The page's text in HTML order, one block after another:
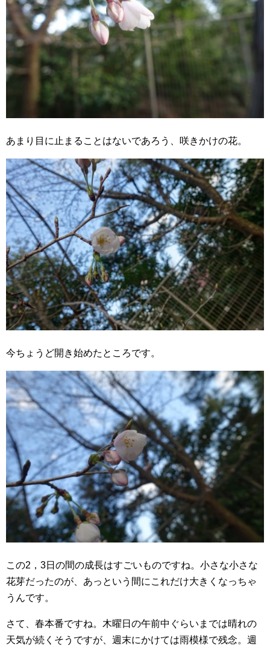
あまり目に止まることはないであろう、咲きかけの花。
今ちょうど開き始めたところです。
この2，3日の間の成長はすごいものですね。小さな小さな
花芽だったのが、あっという間にこれだけ大きくなっちゃ
うんです。
さて、春本番ですね。木曜日の午前中ぐらいまでは晴れの
天気が続くそうですが、週末にかけては雨模様で残念。週